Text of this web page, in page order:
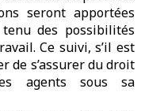
seront apportées
des possibilités
Ce suivi, s’il est
de s’assurer du droit
agents sous sa